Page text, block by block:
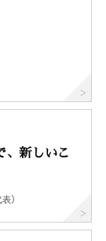
、新しいこ
）